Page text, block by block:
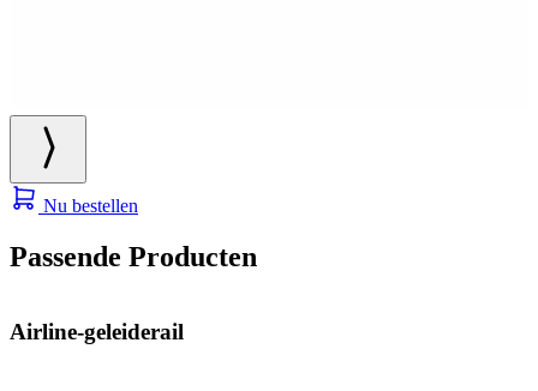
Nu bestellen
Passende Producten
Airline-geleiderail